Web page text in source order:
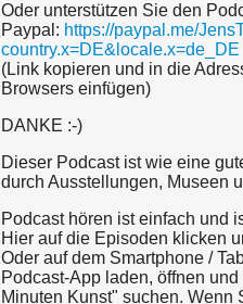
Oder unterstützen Sie den
Paypal: https://paypal.me/
country.x=DE&locale.x=de_DE
(Link kopieren und in die
Browsers einfügen)
DANKE :-)
Dieser Podcast ist wie eine
durch Ausstellungen, Museen
Podcast hören ist einfach und
Hier auf die Episoden klicken
Oder auf dem Smartphone /
Podcast-App laden, öffnen
Minuten Kunst" suchen. Wenn